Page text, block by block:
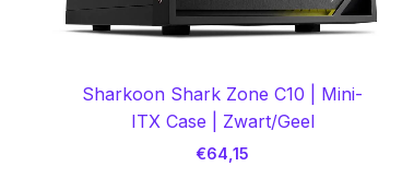
Sharkoon Shark Zone C10 | Mini-
ITX Case | Zwart/Geel
€64,15